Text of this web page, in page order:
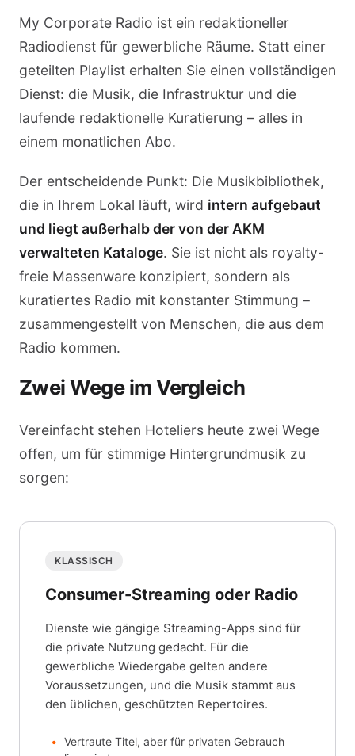
My Corporate Radio ist ein redaktioneller
Radiodienst für gewerbliche Räume. Statt einer
geteilten Playlist erhalten Sie einen vollständigen
Dienst: die Musik, die Infrastruktur und die
laufende redaktionelle Kuratierung – alles in
einem monatlichen Abo.
Der entscheidende Punkt: Die Musikbibliothek,
die in Ihrem Lokal läuft, wird intern aufgebaut
und liegt außerhalb der von der AKM
verwalteten Kataloge. Sie ist nicht als royalty-
freie Massenware konzipiert, sondern als
kuratiertes Radio mit konstanter Stimmung –
zusammengestellt von Menschen, die aus dem
Radio kommen.
Zwei Wege im Vergleich
Vereinfacht stehen Hoteliers heute zwei Wege
offen, um für stimmige Hintergrundmusik zu
sorgen:
KLASSISCH
Consumer-Streaming oder Radio
Dienste wie gängige Streaming-Apps sind für
die private Nutzung gedacht. Für die
gewerbliche Wiedergabe gelten andere
Voraussetzungen, und die Musik stammt aus
den üblichen, geschützten Repertoires.
Vertraute Titel, aber für privaten Gebrauch